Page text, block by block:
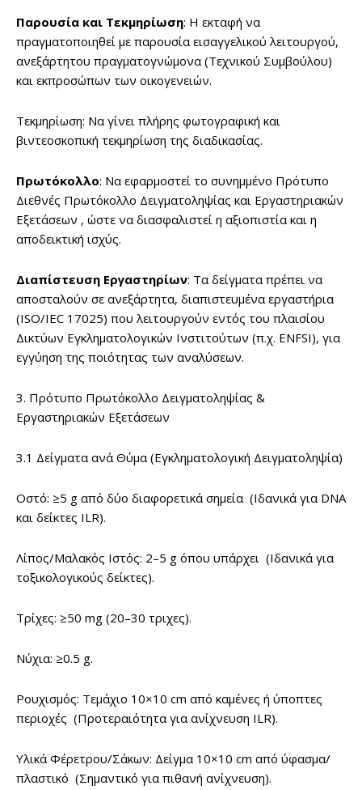
Παρουσία και Τεκμηρίωση: Η εκταφή να
πραγματοποιηθεί με παρουσία εισαγγελικού λειτουργού,
ανεξάρτητου πραγματογνώμονα (Τεχνικού Συμβούλου)
και εκπροσώπων των οικογενειών.
Τεκμηρίωση: Να γίνει πλήρης φωτογραφική και
βιντεοσκοπική τεκμηρίωση της διαδικασίας.
Πρωτόκολλο: Να εφαρμοστεί το συνημμένο Πρότυπο
Διεθνές Πρωτόκολλο Δειγματοληψίας και Εργαστηριακών
Εξετάσεων , ώστε να διασφαλιστεί η αξιοπιστία και η
αποδεικτική ισχύς.
Διαπίστευση Εργαστηρίων: Τα δείγματα πρέπει να
αποσταλούν σε ανεξάρτητα, διαπιστευμένα εργαστήρια
(ISO/IEC 17025) που λειτουργούν εντός του πλαισίου
Δικτύων Εγκληματολογικών Ινστιτούτων (π.χ. ENFSI), για
εγγύηση της ποιότητας των αναλύσεων.
3. Πρότυπο Πρωτόκολλο Δειγματοληψίας &
Εργαστηριακών Εξετάσεων
3.1 Δείγματα ανά Θύμα (Εγκληματολογική Δειγματοληψία)
Οστό: ≥5 g από δύο διαφορετικά σημεία (Ιδανικά για DNA
και δείκτες ILR).
Λίπος/Μαλακός Ιστός: 2–5 g όπου υπάρχει (Ιδανικά για
τοξικολογικούς δείκτες).
Τρίχες: ≥50 mg (20–30 τριχες).
Νύχια: ≥0.5 g.
Ρουχισμός: Τεμάχιο 10×10 cm από καμένες ή ύποπτες
περιοχές (Προτεραιότητα για ανίχνευση ILR).
Υλικά Φέρετρου/Σάκων: Δείγμα 10×10 cm από ύφασμα/
πλαστικό (Σημαντικό για πιθανή ανίχνευση).